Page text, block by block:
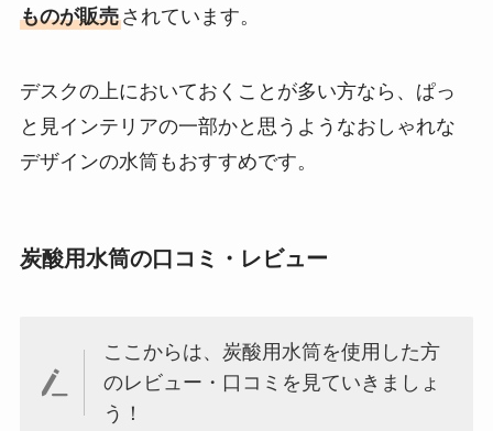
ものが販売されています。
デスクの上においておくことが多い方なら、ぱっ
と見インテリアの一部かと思うようなおしゃれな
デザインの水筒もおすすめです。
炭酸用水筒の口コミ・レビュー
ここからは、炭酸用水筒を使用した方
のレビュー・口コミを見ていきましょ
う！